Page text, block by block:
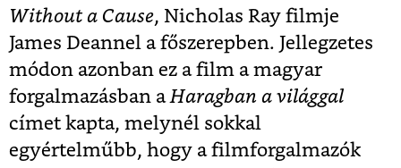
Without a Cause, Nicholas Ray filmje
James Deannel a főszerepben. Jellegzetes
módon azonban ez a film a magyar
forgalmazásban aHaragban a világgal
címet kapta, melynél sokkal
egyértelműbb, hogy a filmforgalmazók